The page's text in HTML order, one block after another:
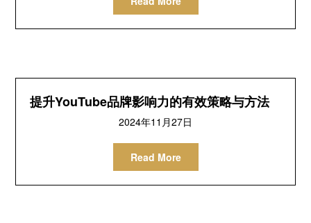
提升YouTube品牌影响力的有效策略与方法
2024年11月27日
Read More